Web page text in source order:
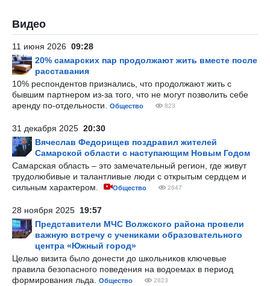
Видео
11 июня 2026 09:28
20% самарских пар продолжают жить вместе после
расставания
10% респондентов признались, что продолжают жить с
бывшим партнером из-за того, что не могут позволить себе
аренду по-отдельности.
Общество 823
31 декабря 2025 20:30
Вячеслав Федорищев поздравил жителей
Самарской области с наступающим Новым Годом
Самарская область – это замечательный регион, где живут
трудолюбивые и талантливые люди с открытым сердцем и
сильным характером.
Общество 2647
28 ноября 2025 19:57
Представители МЧС Волжского района провели
важную встречу с учениками образовательного
центра «Южный город»
Целью визита было донести до школьников ключевые
правила безопасного поведения на водоемах в период
формирования льда.
Общество 2823